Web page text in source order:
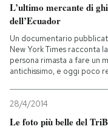
L’ultimo mercante di
dell’Ecuador
Un documentario
New York Times racconta
persona rimasta a fare un
antichissimo, e oggi poco
28/4/2014
Le foto più belle del